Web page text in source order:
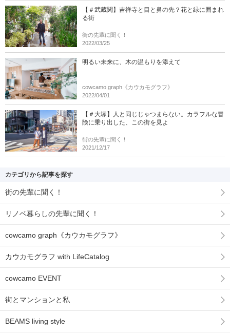
【＃武蔵関】吉祥寺と目と鼻の先？花と緑に囲まれ
る街
街の先輩に聞く！
2022/03/25
明るい未来に、木の温もりを添えて
cowcamo graph《カウカモグラフ》
2022/04/01
【＃大塚】人と同じじゃつまらない。カラフルな冒
険に乗り出した、この街を見よ
街の先輩に聞く！
2021/12/17
カテゴリから記事を探す
街の先輩に聞く！
リノベ暮らしの先輩に聞く！
cowcamo graph《カウカモグラフ》
カウカモグラフ with LifeCatalog
cowcamo EVENT
街とマンションと私
BEAMS living style